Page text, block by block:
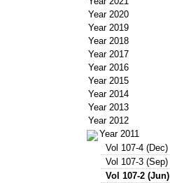
Year 2020
Year 2019
Year 2018
Year 2017
Year 2016
Year 2015
Year 2014
Year 2013
Year 2012
Year 2011
Vol 107-4 (Dec)
Vol 107-3 (Sep)
Vol 107-2 (Jun)